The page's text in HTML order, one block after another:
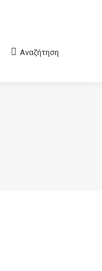
Search:
Αναζήτηση